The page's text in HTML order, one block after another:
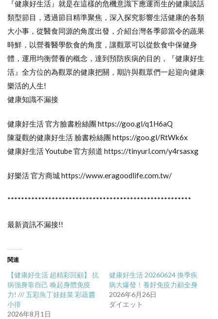
『健康好生活』就是在這樣的危機意識下應運而生的健康談話
類型節目，透過節目精準聚焦，深入探究影響生活健康的各類
大小事，從醫食同源的角度出發，介紹台灣各季節當令的蔬果
時鮮，以營養醫學飲食的角度，讓觀眾可以從飲食中保健身
體，運用均衡營養的概念，達到預防疾病的目的，『健康好生
活』全方位的為觀眾的健康把關，期許與觀眾們一起迎向健康
樂活的人生!
健康知識不漏接
健康好生活 官方臉書粉絲團 https://goo.gl/q1H6aQ
陳凝觀的健康好生活 臉書粉絲團 https://goo.gl/RtWk6x
健康好生活 Youtube 官方頻道 https://tinyurl.com/y4rsasxg
好樂活 官方商城 https://www.eragoodlife.com.tw/
******************************************************
最新資訊不漏接!!
関連
【健康好生活 超精彩回顧】 抗
病強身靠自己 喚起身體免疫
力! /// 五彩魚丁娃娃菜 彩蔬醬
小排
2026年8月1日
健康好生活 20260624 換季疾
病大爆發！養好免疫力顧全身
2026年6月26日
ダイエット